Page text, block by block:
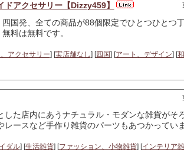
ドアクセサリー【Dizzy459】
四国発、全ての商品が88個限定でひとつひとつ
無料は無料です。
アクセサリー] [実店舗なし] [四国] [アート、デザイン] [
した店内にあうナチュラル・モダンな雑貨が
レースなど手作り雑貨のパーツもあつかってい
ダル] [生活雑貨] [ファッション、小物雑貨] [インテリア